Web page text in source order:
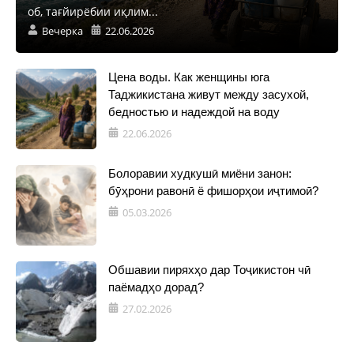
об, тағйирёбии иқлим...
Вечерка 22.06.2026
Цена воды. Как женщины юга
Таджикистана живут между засухой,
бедностью и надеждой на воду
22.06.2026
Болоравии худкушӣ миёни занон:
бӯҳрони равонӣ ё фишорҳои иҷтимоӣ?
05.03.2026
Обшавии пиряхҳо дар Тоҷикистон чӣ
паёмадҳо дорад?
27.02.2026